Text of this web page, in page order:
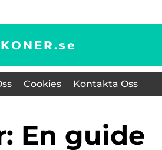
se
Cookies Kontakta Oss